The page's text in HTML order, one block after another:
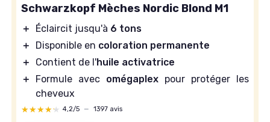
Schwarzkopf Mèches Nordic Blond M1
＋ Éclaircit jusqu'à 6 tons
＋
Disponible en coloration permanente
＋
Contient de l'huile activatrice
＋
Formule avec omégaplex pour protéger les
cheveux
★★★★★
★★★★★ 4,2/5 — 1397 avis